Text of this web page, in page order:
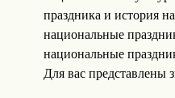
праздника и история
национальные
национальные
Для вас представлены